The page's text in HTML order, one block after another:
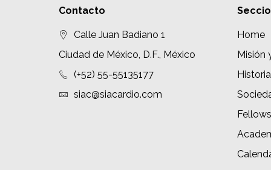
Contacto
Calle Juan Badiano 1
Ciudad de México, D.F., México
(+52) 55-55135177
siac@siacardio.com
Home
Misión
Historia
Fellows